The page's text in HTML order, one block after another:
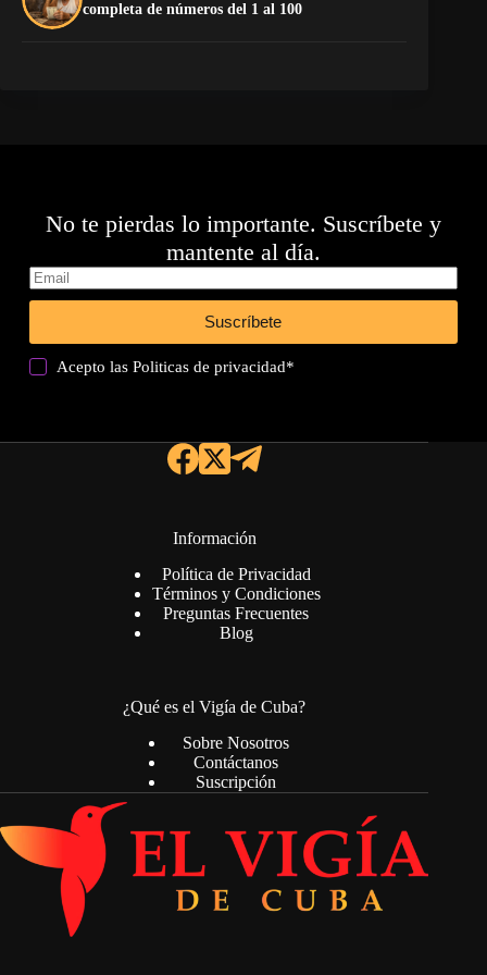
completa de números del 1 al 100
No te pierdas lo importante. Suscríbete y
mantente al día.
Suscríbete
Acepto lasPoliticas de privacidad*
Información
Política de Privacidad
Términos y Condiciones
Preguntas Frecuentes
Blog
¿Qué es el Vigía de Cuba?
Sobre Nosotros
Contáctanos
Suscripción